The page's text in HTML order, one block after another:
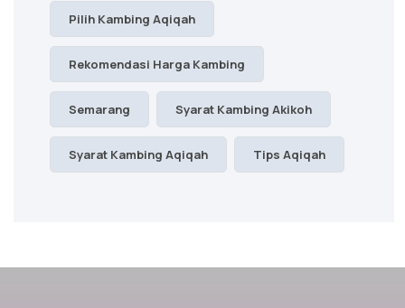
Pilih Kambing Aqiqah
Rekomendasi Harga Kambing
Semarang Syarat Kambing Akikoh
Syarat Kambing Aqiqah Tips Aqiqah